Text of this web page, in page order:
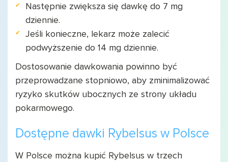
Następnie zwiększa się dawkę do 7 mg
dziennie.
Jeśli konieczne, lekarz może zalecić
podwyższenie do 14 mg dziennie.
Dostosowanie dawkowania powinno być
przeprowadzane stopniowo, aby zminimalizować
ryzyko skutków ubocznych ze strony układu
pokarmowego.
Dostępne dawki Rybelsus w Polsce
W Polsce można kupić Rybelsus w trzech